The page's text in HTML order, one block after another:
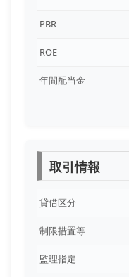
PBR
ROE
年間配当金
取引情報
貸借区分
制限措置等
監理指定